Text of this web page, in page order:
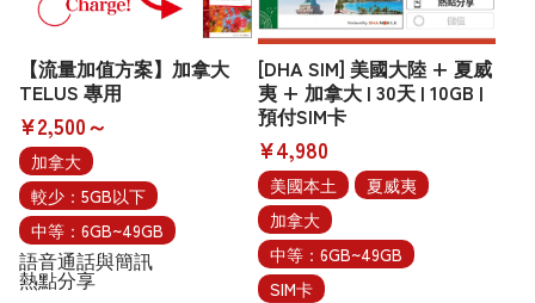
【流量加值方案】加拿大
TELUS 專用
¥2,500～
加拿大
較少：5GB以下
中等：6GB~49GB
語音通話與簡訊
熱點分享
[DHA SIM] 美國大陸 + 夏威
夷 + 加拿大 | 30天 | 10GB |
預付SIM卡
¥4,980
美國本土
夏威夷
加拿大
中等：6GB~49GB
SIM卡